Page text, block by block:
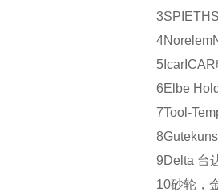
3SPIETH
4Norelem
5 Icar ICAR
6Elbe
7Tool-
8
9Delta 台
10砂轮，